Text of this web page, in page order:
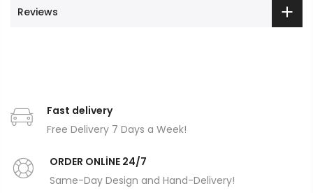
Reviews
Fast delivery
Free Delivery 7 Days a Week!
ORDER ONLİNE 24/7
Same-Day Design and Hand-Delivery!